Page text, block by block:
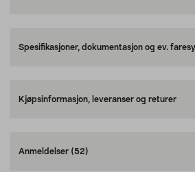
Spesifikasjoner, dokumentasjon og ev.
Kjøpsinformasjon, leveranser og returer
Anmeldelser (52)